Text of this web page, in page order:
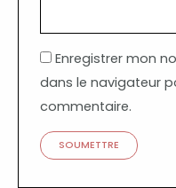
Enregistrer mon
dans le navigateur
commentaire.